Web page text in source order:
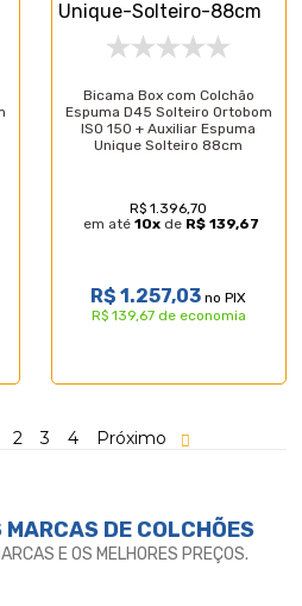
Bicama Box com Colchão
Espuma D45 Solteiro Ortobom
ISO 150 + Auxiliar Espuma
Unique Solteiro 88cm
R$ 1.396,70
em até 10xde R$ 139,67
R$ 1.257,03 no PIX
R$ 139,67 de economia
2 3 4 Próximo
MARCAS DE COLCHÕES
E OS MELHORES PREÇOS.